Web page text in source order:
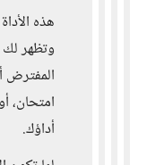
هذه
وتظهر
المفترض
امتحان،
أداؤك.